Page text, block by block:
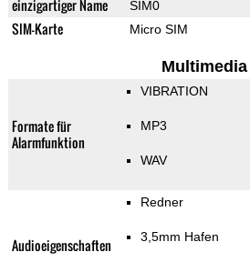
einzigartiger Name SIM0
SIM-Karte Micro SIM
Multimedia
Formate für
Alarmfunktion
VIBRATION
MP3
WAV
Audioeigenschaften
Redner
3,5mm Hafen